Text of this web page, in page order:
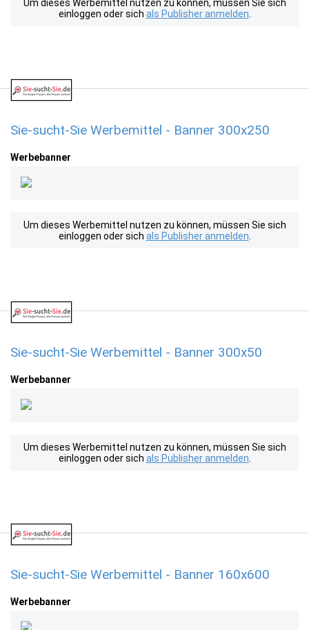
Um dieses Werbemittel nutzen zu können, müssen Sie sich
einloggen oder sich als Publisher anmelden
Sie-sucht-Sie Werbemittel - Banner 300x250
Werbebanner
Um dieses Werbemittel nutzen zu können, müssen Sie sich
einloggen oder sich als Publisher anmelden
Sie-sucht-Sie Werbemittel - Banner 300x50
Werbebanner
Um dieses Werbemittel nutzen zu können, müssen Sie sich
einloggen oder sich als Publisher anmelden
Sie-sucht-Sie Werbemittel - Banner 160x600
Werbebanner